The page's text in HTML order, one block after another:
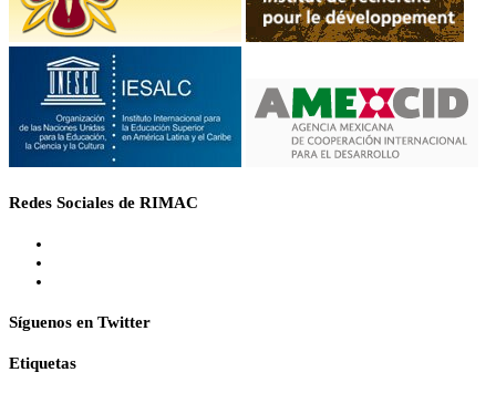
Redes Sociales de RIMAC
Síguenos en Twitter
Etiquetas